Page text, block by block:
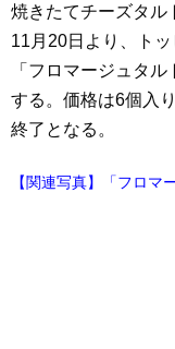
焼きたてチーズタル
11月20日より、ト
「フロマージュタ
する。価格は6個入
終了となる。
【関連写真】「フロマ